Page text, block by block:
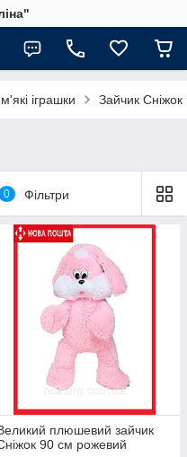
іграшки Зайчик Сніжок
0 Фільтри
плюшевий зайчик
90 см рожевий